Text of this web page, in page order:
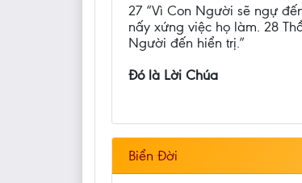
27 “Vì Con Người sẽ ngự
nấy xứng việc họ làm. 28
Người đến hiển trị.”
Đó là Lời Chúa
Biển Đời